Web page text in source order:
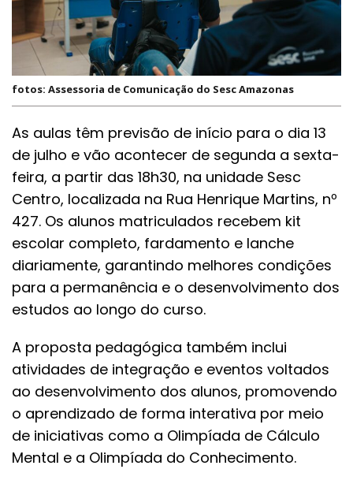
fotos: Assessoria de Comunicação do Sesc Amazonas
As aulas têm previsão de início para o dia 13
de julho e vão acontecer de segunda a sexta-
feira, a partir das 18h30, na unidade Sesc
Centro, localizada na Rua Henrique Martins, nº
427. Os alunos matriculados recebem kit
escolar completo, fardamento e lanche
diariamente, garantindo melhores condições
para a permanência e o desenvolvimento dos
estudos ao longo do curso.
A proposta pedagógica também inclui
atividades de integração e eventos voltados
ao desenvolvimento dos alunos, promovendo
o aprendizado de forma interativa por meio
de iniciativas como a Olimpíada de Cálculo
Mental e a Olimpíada do Conhecimento.